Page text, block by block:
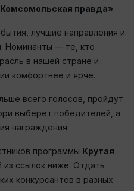
правда».
лучшие направления и
Номинанты — те, кто
в нашей стране и
комфортнее и ярче.
всего голосов, пройдут
выберет победителей, а
награждения.
программы Крутая
из ссылок ниже. Отдать
конкурсантов в разных